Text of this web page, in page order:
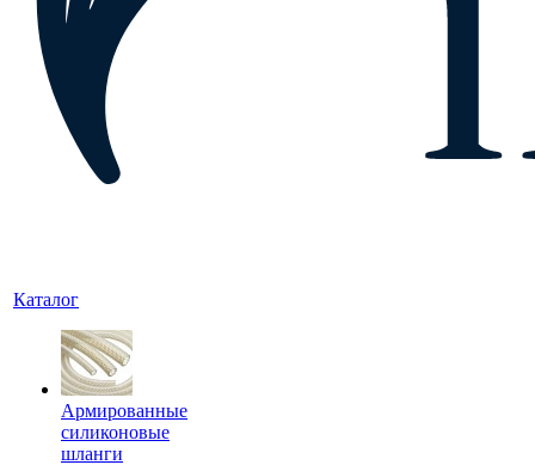
Каталог
Армированные
силиконовые
шланги